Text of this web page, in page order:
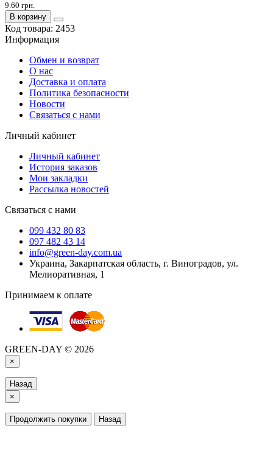
9.60 грн.
В корзину
Код товара: 2453
Информация
Обмен и возврат
О нас
Доставка и оплата
Политика безопасности
Новости
Связаться с нами
Личный кабинет
Личный кабинет
История заказов
Мои закладки
Рассылка новостей
Связаться с нами
099 432 80 83
097 482 43 14
info@green-day.com.ua
Украина, Закарпатская область, г. Виноградов, ул.
Мелиоративная, 1
Принимаем к оплате
GREEN-DAY © 2026
×
Назад
×
Продолжить покупки Назад